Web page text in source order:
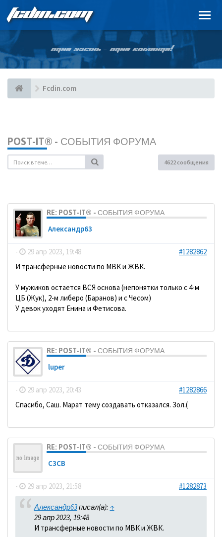
FCDIN.COM
ОДНА ЖИЗНЬ – ОДНА КОМАНДА!
Fcdin.com
POST-IT® - СОБЫТИЯ ФОРУМА
4622 сообщения
RE: POST-IT® - СОБЫТИЯ ФОРУМА
Александр63
- 29 апр 2023, 19:48
#1282862
И трансферные новости по МВК и ЖВК.
У мужиков остается ВСЯ основа (непонятки только с 4-м
ЦБ (Жук), 2-м либеро (Баранов) и с Чесом)
У девок уходят Енина и Фетисова.
RE: POST-IT® - СОБЫТИЯ ФОРУМА
luper
- 29 апр 2023, 20:43
#1282866
Спасибо, Саш. Марат тему создавать отказался. Зол.(
RE: POST-IT® - СОБЫТИЯ ФОРУМА
C3CB
- 29 апр 2023, 21:58 #1282873
Александр63писал(а): ↑
29 апр 2023, 19:48
И трансферные новости по МВК и ЖВК.